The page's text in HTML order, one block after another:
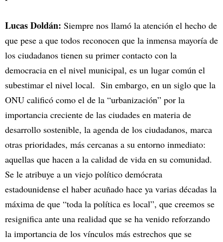
Lucas Doldán: Siempre nos llamó la atención el hecho de
que pese a que todos reconocen que la inmensa mayoría de
los ciudadanos tienen su primer contacto con la
democracia en el nivel municipal, es un lugar común el
subestimar el nivel local. Sin embargo, en un siglo que la
ONU calificó como el de la “urbanización” por la
importancia creciente de las ciudades en materia de
desarrollo sostenible, la agenda de los ciudadanos, marca
otras prioridades, más cercanas a su entorno inmediato:
aquellas que hacen a la calidad de vida en su comunidad.
Se le atribuye a un viejo político demócrata
estadounidense el haber acuñado hace ya varias décadas la
máxima de que “toda la política es local”, que creemos se
resignifica ante una realidad que se ha venido reforzando
la importancia de los vínculos más estrechos que se